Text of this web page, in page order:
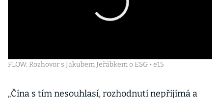
FLOW: Rozhovor s Jakubem Jeřábkem o ESG • e15
„Čína s tím nesouhlasí, rozhodnutí nepřijímá a